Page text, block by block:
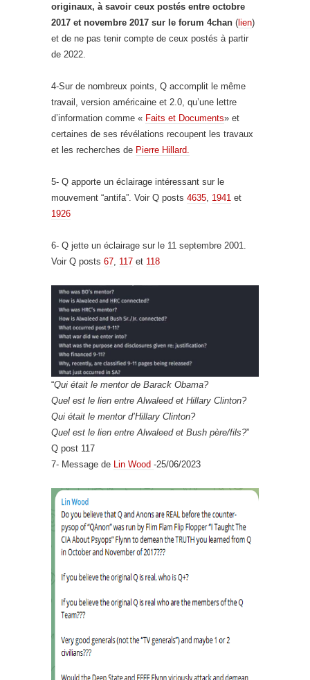
originaux, à savoir ceux postés entre octobre
2017 et novembre 2017 sur le forum 4chan ( lien)
et de ne pas tenir compte de ceux postés à partir
de 2022.
4-Sur de nombreux points, Q accomplit le même
travail, version américaine et 2.0, qu’une lettre
d’information comme « Faits et Documents» et
certaines de ses révélations recoupent les travaux
et les recherches de Pierre Hillard.
5- Q apporte un éclairage intéressant sur le
mouvement “antifa”. Voir Q posts 4635 1941 et
1926
6- Q jette un éclairage sur le 11 septembre 2001.
Voir Q posts 67 117 et 118
“Qui était le mentor de Barack Obama?
Quel est le lien entre Alwaleed et Hillary Clinton?
Qui était le mentor d’Hillary Clinton?
Quel est le lien entre Alwaleed et Bush père/fils?”
Q post 117
7- Message de
Lin Wood -25/06/2023